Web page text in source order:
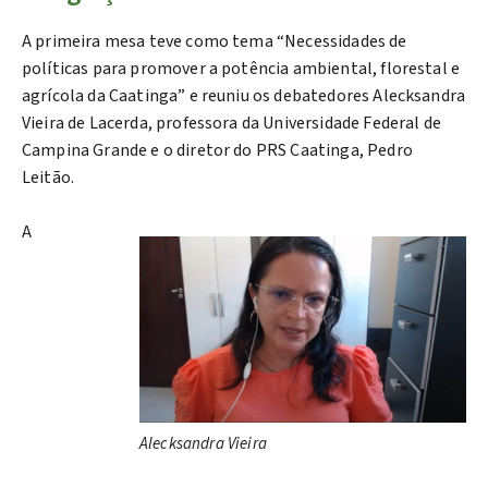
A primeira mesa teve como tema “Necessidades de
políticas para promover a potência ambiental, florestal e
agrícola da Caatinga” e reuniu os debatedores Alecksandra
Vieira de Lacerda, professora da Universidade Federal de
Campina Grande e o diretor do PRS Caatinga, Pedro
Leitão.
Alecksandra Vieira
A